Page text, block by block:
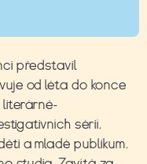
představil
od léta do konce
literárně-
sérií,
a mladé publikum,